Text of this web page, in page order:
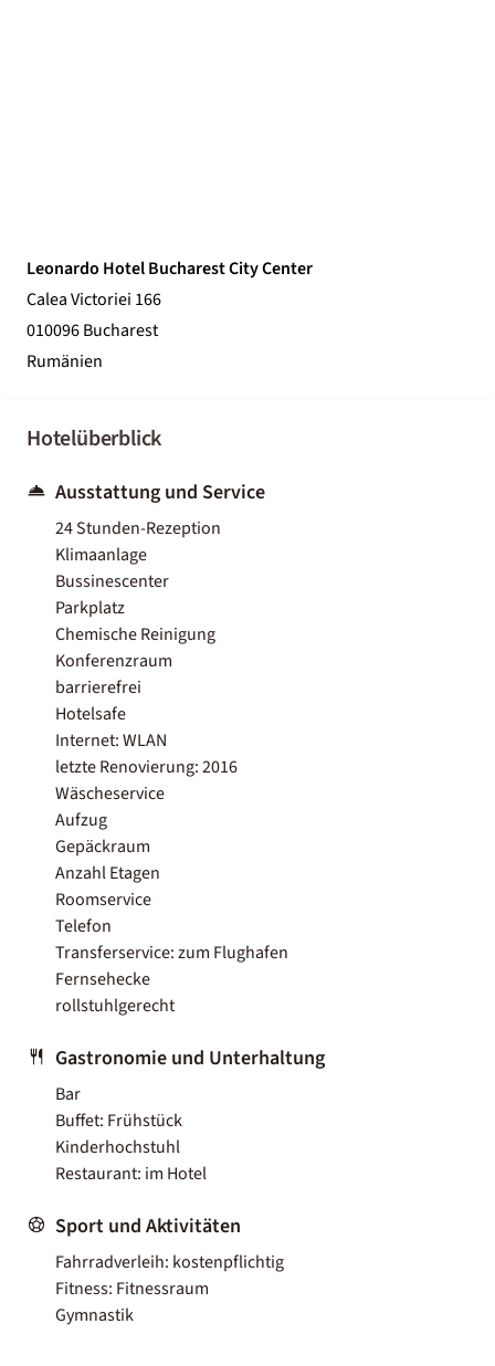
Leonardo Hotel Bucharest City Center
Calea Victoriei 166
010096 Bucharest
Rumänien
Hotelüberblick
Ausstattung und Service
24 Stunden-Rezeption
Klimaanlage
Bussinescenter
Parkplatz
Chemische Reinigung
Konferenzraum
barrierefrei
Hotelsafe
Internet: WLAN
letzte Renovierung: 2016
Wäscheservice
Aufzug
Gepäckraum
Anzahl Etagen
Roomservice
Telefon
Transferservice: zum Flughafen
Fernsehecke
rollstuhlgerecht
Gastronomie und Unterhaltung
Bar
Buffet: Frühstück
Kinderhochstuhl
Restaurant: im Hotel
Sport und Aktivitäten
Fahrradverleih: kostenpflichtig
Fitness: Fitnessraum
Gymnastik